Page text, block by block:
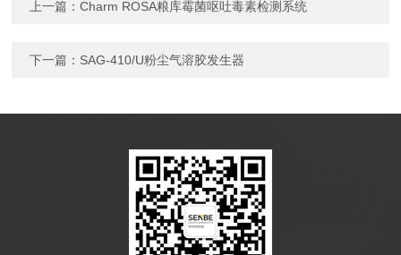
上一篇：Charm ROSA粮库霉菌呕吐毒素检测系统
下一篇： SAG-410/U粉尘气溶胶发生器